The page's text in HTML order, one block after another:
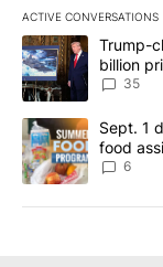
ACTIVE CONVERSATIONS
The following is a
A trending article
Trump-
billion
35
A trending article
Sept. 1
food
6